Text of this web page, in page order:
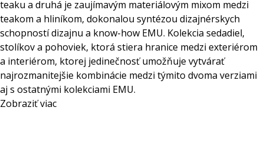
teaku a druhá je zaujímavým materiálovým mixom medzi
teakom a hliníkom, dokonalou syntézou dizajnérskych
schopností dizajnu a know-how EMU. Kolekcia sedadiel,
stolíkov a pohoviek, ktorá stiera hranice medzi exteriérom
a interiérom, ktorej jedinečnosť umožňuje vytvárať
najrozmanitejšie kombinácie medzi týmito dvoma verziami
aj s ostatnými kolekciami EMU.
Zobraziť viac